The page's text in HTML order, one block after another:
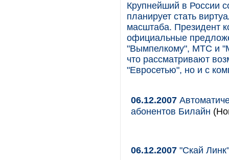
Крупнейший в России
планирует стать
масштаба. Президент
официальные
"Вымпелкому", МТС и
что рассматривают
"Евросетью", но и с
06.12.2007
абонентов Билайн
06.12.2007 "Скай